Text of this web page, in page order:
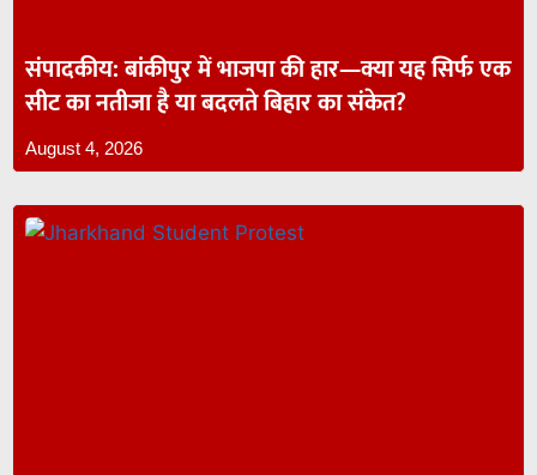
संपादकीय: बांकीपुर में भाजपा की हार—क्या यह सिर्फ एक
सीट का नतीजा है या बदलते बिहार का संकेत?
August 4, 2026